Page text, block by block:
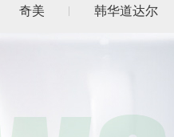
奇美 韩华道达尔